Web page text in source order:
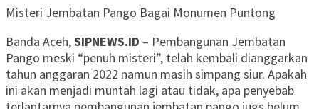
Misteri Jembatan Pango Bagai Monumen Puntong
Banda Aceh,SIPNEWS.ID – Pembangunan Jembatan
Pango meski “penuh misteri”, telah kembali dianggarkan
tahun anggaran 2022 namun masih simpang siur. Apakah
ini akan menjadi muntah lagi atau tidak, apa penyebab